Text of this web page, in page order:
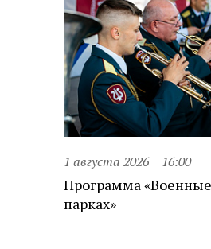
1 августа 2026 16:00
Программа
парках»